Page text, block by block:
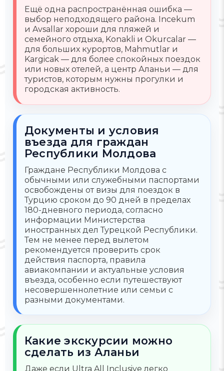
Ещё одна распространённая ошибка —
выбор неподходящего района. Incekum
и Avsallar хороши для пляжей и
семейного отдыха, Konakli и Okurcalar —
для больших курортов, Mahmutlar и
Kargicak — для более спокойных поездок
или новых отелей, а центр Аланьи — для
туристов, которым нужны прогулки и
городская активность.
Документы и условия
въезда для граждан
Республики Молдова
Граждане Республики Молдова с
обычными или служебными паспортами
освобождены от визы для поездок в
Турцию сроком до 90 дней в пределах
180-дневного периода, согласно
информации Министерства
иностранных дел Турецкой Республики.
Тем не менее перед вылетом
рекомендуется проверить срок
действия паспорта, правила
авиакомпании и актуальные условия
въезда, особенно если путешествуют
несовершеннолетние или семьи с
разными документами.
Какие экскурсии можно
сделать из Аланьи
Даже если Ultra All Inclusive легко